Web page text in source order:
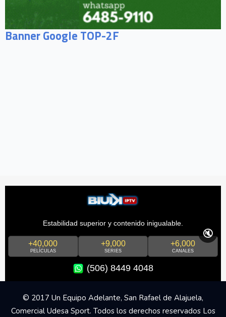
Banner Google TOP-2F
Estabilidad superior y contenido inigualable.
+40,000
PELÍCULAS
+9,000
SERIES
+6,000
CANALES
(506) 8449 4048
🔇
© 2017 Un Equipo Adelante, San Rafael de Alajuela,
Comercial Udesa Sport. Todos los derechos reservados Los